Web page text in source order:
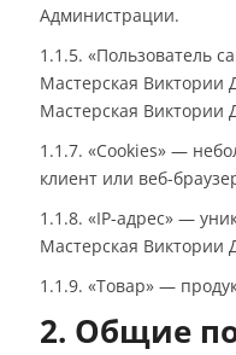
Администрации.
1.1.5. «Пользователь
Мастерская Виктории
Мастерская Виктории
1.1.7. «Cookies» —
клиент или веб-
1.1.8. «IP-адрес» —
Мастерская Виктории
1.1.9. «Товар» —
2. Общие